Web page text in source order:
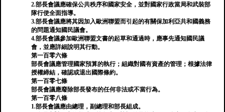
2.部長會議應確保公共秩序和國家安全，並對國家行政當局和武裝部
隊行使全面指導。
3.部長會議應將其因加入歐洲聯盟而引起的有關保加利亞共和國義務
的問題通知國民議會。
4.部長會議參加歐洲聯盟文書的起草和通過時，應事先通知國民議
會，並應詳細說明其行動。
第一百零六條
部長會議應管理國家預算的執行；組織對國有資產的管理；根據法律
授權締結，確認或退出國際條約。
第一百零七條
部長會議應廢除部長發布的任何非法或不當行為。
第一百零八條
1.部長會議應由總理，副總理和部長組成。